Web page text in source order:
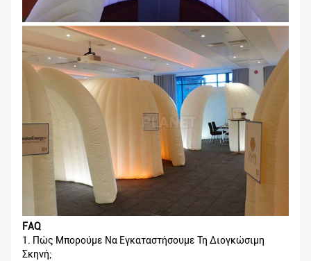
FAQ
1. Πώς Μπορούμε Να Εγκαταστήσουμε Τη Διογκώσιμη
Σκηνή;